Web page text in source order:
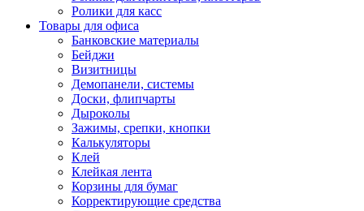
Ролики для касс
Товары для офиса
Банковские материалы
Бейджи
Визитницы
Демопанели, системы
Доски, флипчарты
Дыроколы
Зажимы, срепки, кнопки
Калькуляторы
Клей
Клейкая лента
Корзины для бумаг
Корректирующие средства